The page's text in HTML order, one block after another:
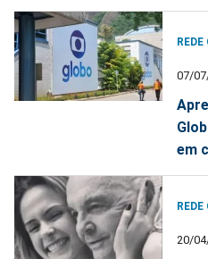
REDE
07/
em
REDE
20/